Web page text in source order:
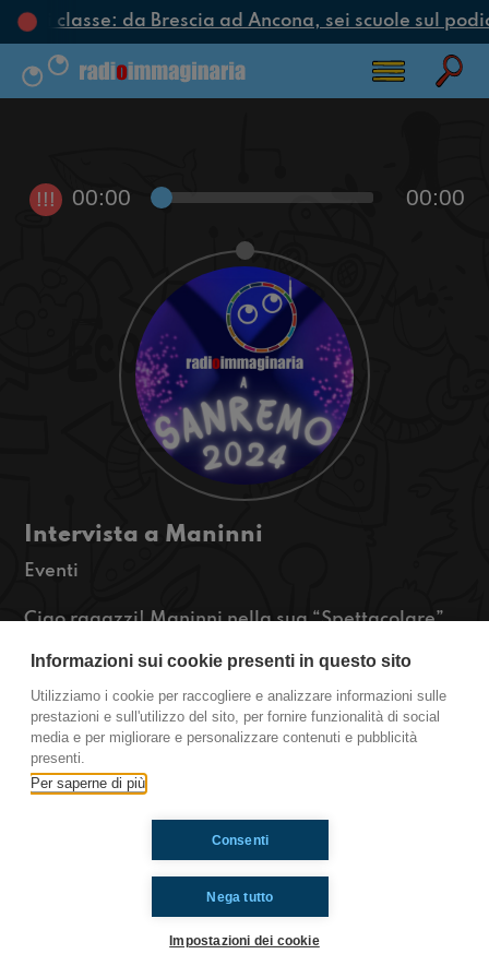
di classe: da Brescia ad Ancona, sei scuole sul
!!! 00:00 00:00
Intervista a Maninni
Eventi
Ciao ragazzi! Maninni nella sua “Spettacolare”,
una “formula giusta per la felicità”, ma quali
sono gli ingredienti secondo lui? Sono cambiati
da quando era adolescente? Lo scoprirete solo
ascoltando qui!
https://www.radioimmaginaria.it
Ti è piaciuto? Condividilo!
Informazioni sui cookie presenti in questo sito
Utilizziamo i cookie per raccogliere e analizzare informazioni sulle
prestazioni e sull'utilizzo del sito, per fornire funzionalità di social
media e per migliorare e personalizzare contenuti e pubblicità
presenti.
Per saperne di più
Nega tutto
Consenti
Impostazioni dei cookie